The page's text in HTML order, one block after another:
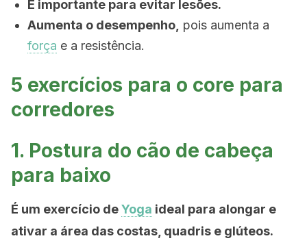
É importante para evitar lesões.
Aumenta o desempenho, pois aumenta a
força e a resistência.
5 exercícios para o core para
corredores
1. Postura do cão de cabeça
para baixo
É um exercício deYoga ideal para alongar e
ativar a área das costas, quadris e glúteos.